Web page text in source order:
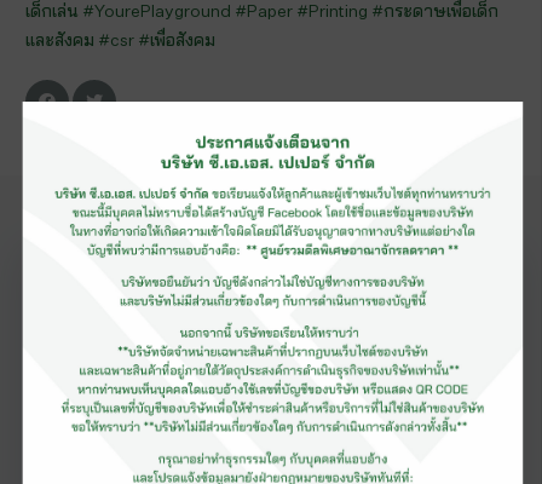
เด็กเล่น #YourePlayground #Paper #Printing #กระดาษเพื่อเด็ก
และสังคม #csr #เพื่อสังคม
ข่าวสารแนะนำ ดูเพิ่มเติม